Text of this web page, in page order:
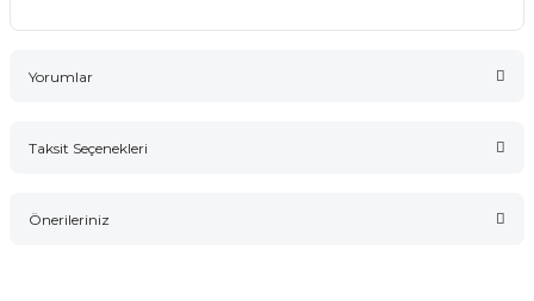
Yorumlar
Taksit Seçenekleri
Önerileriniz